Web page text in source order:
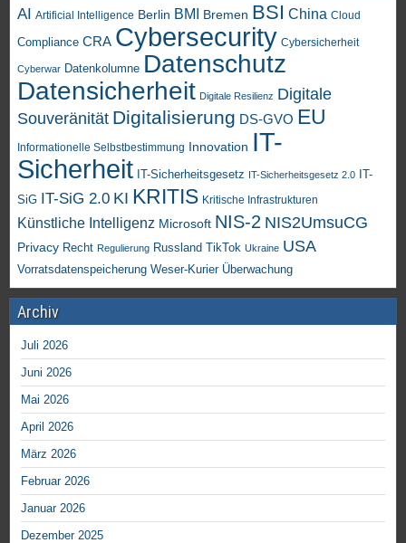
AI Artificial Intelligence Berlin BMI Bremen BSI China Cloud
Compliance CRA Cybersecurity Cybersicherheit
Cyberwar Datenkolumne Datenschutz
Datensicherheit Digitale Resilienz Digitale
Souveränität Digitalisierung DS-GVO EU
Informationelle Selbstbestimmung Innovation IT-
Sicherheit IT-Sicherheitsgesetz IT-Sicherheitsgesetz 2.0
IT-
SiG IT-SiG 2.0 KI KRITIS Kritische Infrastrukturen
Künstliche Intelligenz Microsoft NIS-2 NIS2UmsuCG
Privacy Recht Regulierung Russland TikTok Ukraine USA
Vorratsdatenspeicherung Weser-Kurier Überwachung
Archiv
Juli 2026
Juni 2026
Mai 2026
April 2026
März 2026
Februar 2026
Januar 2026
Dezember 2025